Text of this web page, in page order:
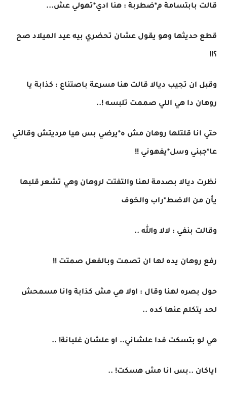
قالت بابتسامة م*ضطربة : هنا ادي*تهولي عش...
قطع حديثها وهو يقول عشان تحضري بيه عيد الميلاد صح
؟!!
وقبل ان تجيب ديالا قالت هنا مسرعة باصتناع : كذابة يا
روهان دا هي اللي صممت تلبسه !..
حتي انا قلتلها روهان مش ه*يرضي بس هيا مرديتش وقالتي
عا*جبني وسل*يفهوني !!
نظرت ديالا بصدمة لهنا والتفتت لروهان وهي تشعر قلبها
يأن من الاضط*راب والخوف
وقالت بنفي : لالا والله ..
رفع روهان يده لها ان تصمت وبالفعل صمتت !!
حول بصره لهنا وقال : اولا هي مش كذابة وانا مسمحش
لحد يتكلم عنها كده ..
هي لو بتسكت فدا علشاني.. او علشان غلبانة! ..
اياكان ..بس انا مش هسكت! ..